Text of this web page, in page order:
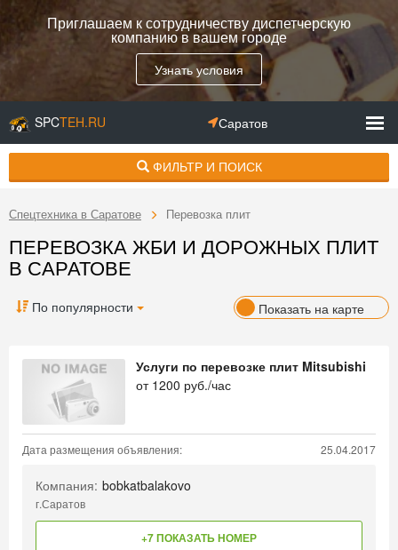
Приглашаем к сотрудничеству диспетчерскую
компанию в вашем городе
Узнать условия
SPCTEH.RU Саратов
ФИЛЬТР И ПОИСК
Спецтехника в Саратове Перевозка плит
ПЕРЕВОЗКА ЖБИ И ДОРОЖНЫХ ПЛИТ
В САРАТОВЕ
По популярности Показать на карте
Услуги по перевозке плит Mitsubishi
от 1200 руб./час
Дата размещения объявления: 25.04.2017
Компания: bobkatbalakovo
г.Саратов
+7 ПОКАЗАТЬ НОМЕР